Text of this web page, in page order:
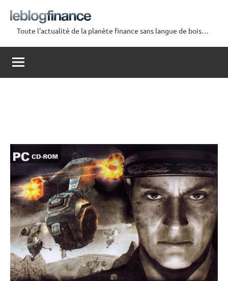
contenu
Le
Blog
Finance
Toute l'actualité de la planète finance sans langue de bois…